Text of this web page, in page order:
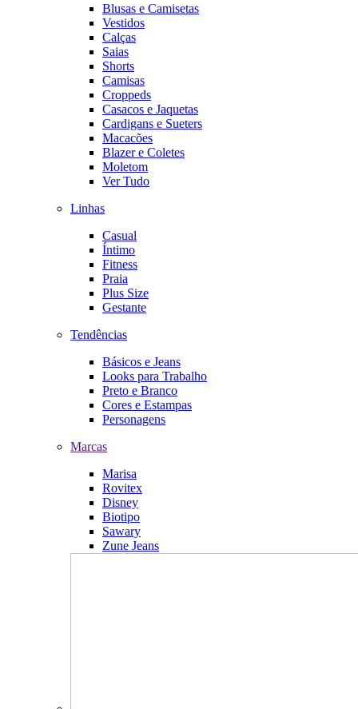
Blusas e Camisetas
Vestidos
Calças
Saias
Shorts
Camisas
Croppeds
Casacos e Jaquetas
Cardigans e Sueters
Macacões
Blazer e Coletes
Moletom
Ver Tudo
Linhas
Casual
Íntimo
Fitness
Praia
Plus Size
Gestante
Tendências
Básicos e Jeans
Looks para Trabalho
Preto e Branco
Cores e Estampas
Personagens
Marcas
Marisa
Rovitex
Disney
Biotipo
Sawary
Zune Jeans